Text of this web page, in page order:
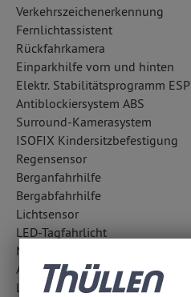
Verkehrszeichenerkennung
Fernlichtassistent
Rückfahrkamera
Einparkhilfe vorn und hinten
Elektr. Stabilitätsprogramm ESP
Antiblockiersystem ABS
Surround-Kamerasystem
ISOFIX Kindersitzbefestigung
Regensensor
Berganfahrhilfe
Bergabfahrhilfe
Lichtsensor
LED-Tagfahrlicht
Notrufsystem
Antriebsschlupfregelung ASR
LED-Scheinwerfer